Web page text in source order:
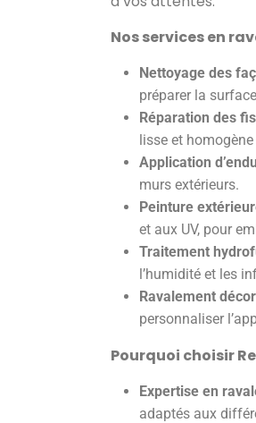
Nos services en
Nettoyage des
préparer la
Réparation des
lisse et
Application
murs extérieurs.
Peinture
et aux UV, pour
Traitement
l’humidité et les
Ravalement
personnaliser
Pourquoi choisir
Expertise en
adaptés aux